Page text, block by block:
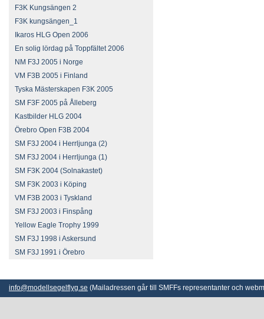
F3K Kungsängen 2
F3K kungsängen_1
Ikaros HLG Open 2006
En solig lördag på Toppfältet 2006
NM F3J 2005 i Norge
VM F3B 2005 i Finland
Tyska Mästerskapen F3K 2005
SM F3F 2005 på Ålleberg
Kastbilder HLG 2004
Örebro Open F3B 2004
SM F3J 2004 i Herrljunga (2)
SM F3J 2004 i Herrljunga (1)
SM F3K 2004 (Solnakastet)
SM F3K 2003 i Köping
VM F3B 2003 i Tyskland
SM F3J 2003 i Finspång
Yellow Eagle Trophy 1999
SM F3J 1998 i Askersund
SM F3J 1991 i Örebro
info@modellsegelflyg.se (Mailadressen går till SMFFs representanter och